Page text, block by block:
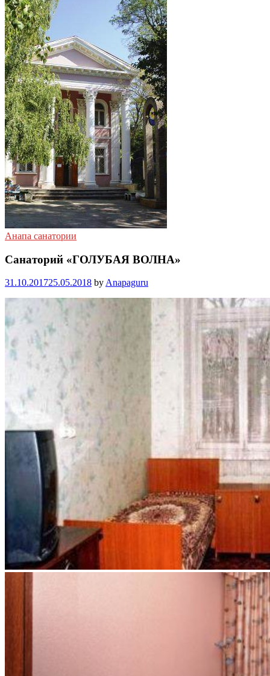
Анапа санатории
Санаторий «ГОЛУБАЯ ВОЛНА»
31.10.201725.05.2018 by Anapaguru